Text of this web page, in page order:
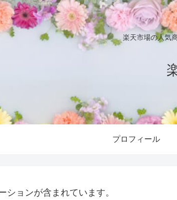
楽天市場の人気
プロフィール
ションが含まれています。